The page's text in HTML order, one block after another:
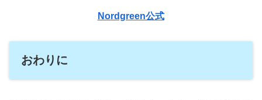
Nordgreen公式
おわりに